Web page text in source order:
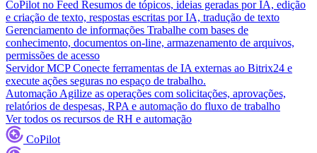
CoPilot no Feed Resumos de tópicos, ideias geradas por IA, edição
e criação de texto, respostas escritas por IA, tradução de texto
Gerenciamento de informações Trabalhe com bases de
conhecimento, documentos on-line, armazenamento de arquivos,
permissões de acesso
Servidor MCP Conecte ferramentas de IA externas ao Bitrix24 e
execute ações seguras no espaço de trabalho.
Automação Agilize as operações com solicitações, aprovações,
relatórios de despesas, RPA e automação do fluxo de trabalho
Ver todos os recursos de RH e automação
CoPilot